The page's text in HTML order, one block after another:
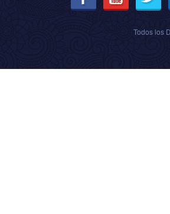
Todos los